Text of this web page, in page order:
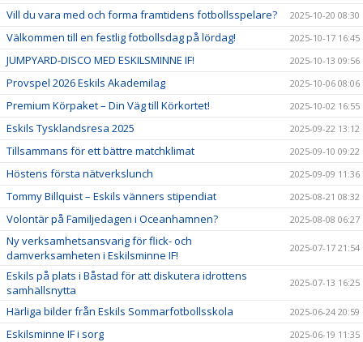
Vill du vara med och forma framtidens fotbollsspelare? 2025-10-20 08:30
Välkommen till en festlig fotbollsdag på lördag! 2025-10-17 16:45
JUMPYARD-DISCO MED ESKILSMINNE IF! 2025-10-13 09:56
Provspel 2026 Eskils Akademilag 2025-10-06 08:06
Premium Körpaket – Din Väg till Körkortet! 2025-10-02 16:55
Eskils Tysklandsresa 2025 2025-09-22 13:12
Tillsammans för ett bättre matchklimat 2025-09-10 09:22
Höstens första nätverkslunch 2025-09-09 11:36
Tommy Billquist – Eskils vänners stipendiat 2025-08-21 08:32
Volontär på Familjedagen i Oceanhamnen? 2025-08-08 06:27
Ny verksamhetsansvarig för flick- och
damverksamheten i Eskilsminne IF!
2025-07-17 21:54
Eskils på plats i Båstad för att diskutera idrottens
samhällsnytta
2025-07-13 16:25
Härliga bilder från Eskils Sommarfotbollsskola 2025-06-24 20:59
Eskilsminne IF i sorg 2025-06-19 11:35